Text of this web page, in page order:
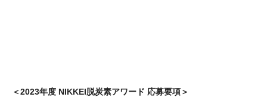
＜2023年度 NIKKEI脱炭素アワード 応募要項＞